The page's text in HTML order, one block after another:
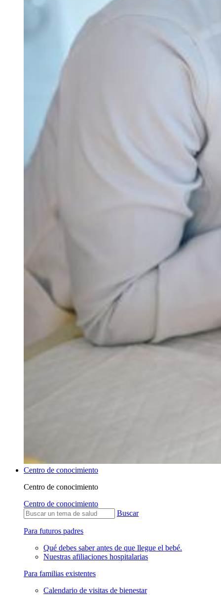
Centro de conocimiento
Centro de conocimiento
Centro de conocimiento
Buscar
Para futuros padres
Qué debes saber antes de que llegue el bebé.
Nuestras afiliaciones hospitalarias
Para familias existentes
Calendario de visitas de bienestar